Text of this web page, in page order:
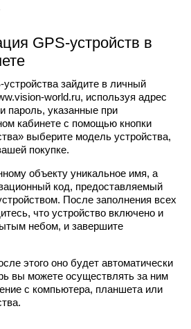
GPS-устройств в
зайдите в личный
world.ru, используя адрес
пароль, указанные при
кабинете с помощью кнопки
выберите модель устройства,
покупке.
объекту уникальное имя, а
код, предоставляемый
После заполнения всех
что устройство включено и
небом, и завершите
этого оно будет автоматически
вы можете осуществлять за ним
с компьютера, планшета или